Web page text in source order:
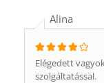
Alina
Elégedett
szolgáltatással.